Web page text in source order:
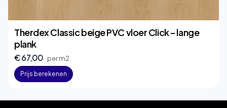
Therdex Classic beige PVC vloer Click – lange
plank
€ 67,00 per m2
Prijs berekenen